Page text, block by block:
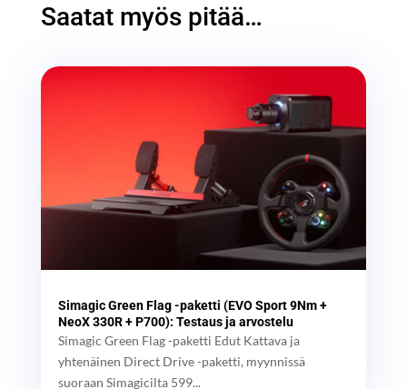
Saatat myös pitää…
Simagic Green Flag -paketti (EVO Sport 9Nm +
NeoX 330R + P700): Testaus ja arvostelu
Simagic Green Flag -paketti Edut Kattava ja
yhtenäinen Direct Drive -paketti, myynnissä
suoraan Simagicilta 599...